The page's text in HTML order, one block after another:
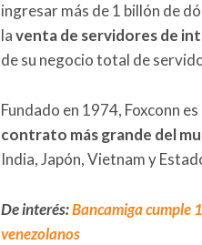
ingresar más de 1 billón de
laventa de servidores de
de su negocio total de
Fundado en 1974, Foxconn es
contrato más grande del
India, Japón, Vietnam y
De interés:Bancamiga cumple
venezolanos